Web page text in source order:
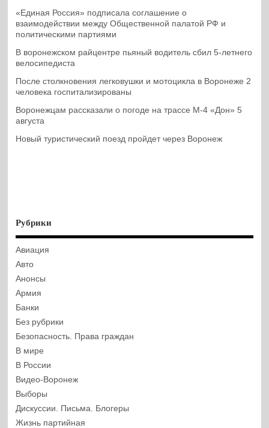
«Единая Россия» подписала соглашение о
взаимодействии между Общественной палатой РФ и
политическими партиями
В воронежском райцентре пьяный водитель сбил 5-летнего
велосипедиста
После столкновения легковушки и мотоцикла в Воронеже 2
человека госпитализированы
Воронежцам рассказали о погоде на трассе М-4 «Дон» 5
августа
Новый туристический поезд пройдет через Воронеж
Рубрики
Авиация
Авто
Анонсы
Армия
Банки
Без рубрики
Безопасность. Права граждан
В мире
В России
Видео-Воронеж
Выборы
Дискуссии. Письма. Блогеры
Жизнь партийная